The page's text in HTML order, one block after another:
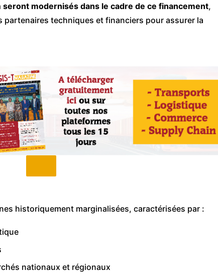
du
seront modernisés dans le cadre de ce financement,
partenaires techniques et financiers pour assurer la
historiquement marginalisées, caractérisées par :
nationaux et régionaux